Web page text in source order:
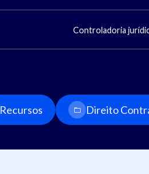
Controladoria
Recursos Direito